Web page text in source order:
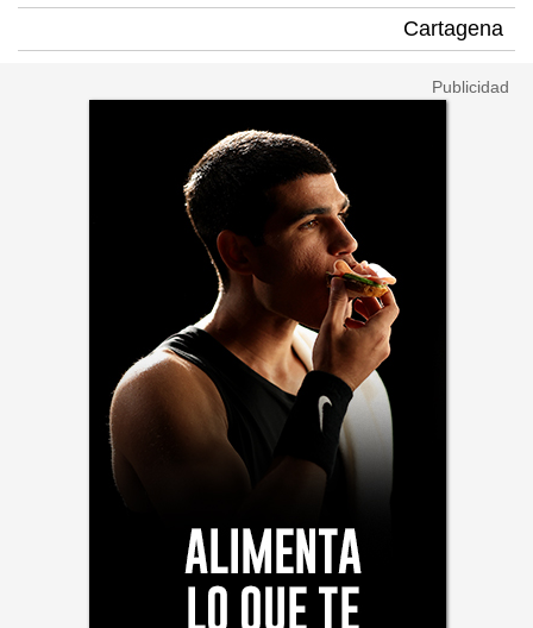
Cartagena